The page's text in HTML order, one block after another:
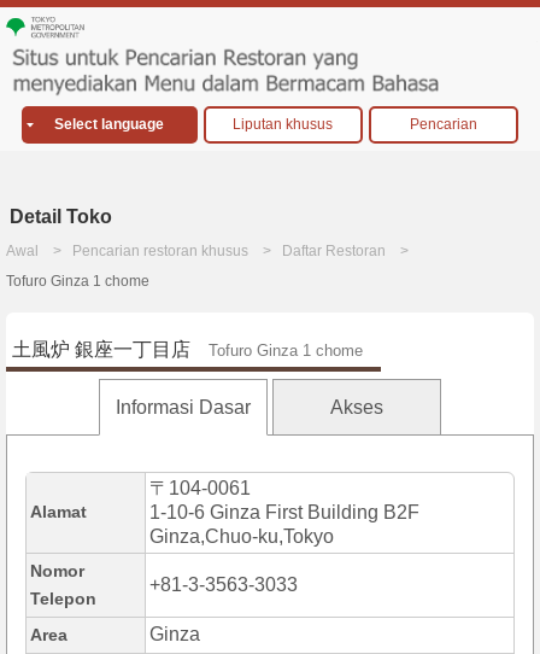
Select language Liputan khusus Pencarian
Detail Toko
Awal Pencarian restoran khusus
Daftar Restoran
Tofuro Ginza 1 chome
土風炉 銀座一丁目店 Tofuro Ginza 1 chome
Informasi Dasar Akses
Alamat
〒104-0061
1-10-6 Ginza First Building B2F
Ginza,Chuo-ku,Tokyo
Nomor
Telepon
+81-3-3563-3033
Area Ginza